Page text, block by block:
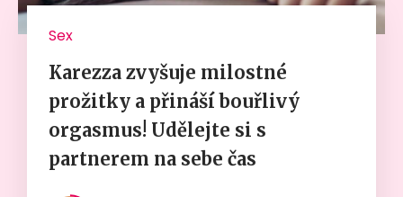
Sex
Karezza zvyšuje milostné
prožitky a přináší bouřlivý
orgasmus! Udělejte si s
partnerem na sebe čas